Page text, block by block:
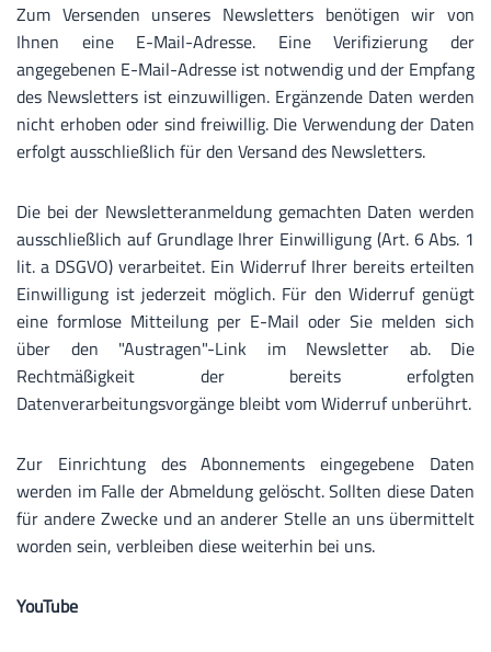
Zum Versenden unseres Newsletters benötigen wir von
Ihnen eine E-Mail-Adresse. Eine Verifizierung der
angegebenen E-Mail-Adresse ist notwendig und der Empfang
des Newsletters ist einzuwilligen. Ergänzende Daten werden
nicht erhoben oder sind freiwillig. Die Verwendung der Daten
erfolgt ausschließlich für den Versand des Newsletters.
Die bei der Newsletteranmeldung gemachten Daten werden
ausschließlich auf Grundlage Ihrer Einwilligung (Art. 6 Abs. 1
lit. a DSGVO) verarbeitet. Ein Widerruf Ihrer bereits erteilten
Einwilligung ist jederzeit möglich. Für den Widerruf genügt
eine formlose Mitteilung per E-Mail oder Sie melden sich
über den "Austragen"-Link im Newsletter ab. Die
Rechtmäßigkeit der bereits erfolgten
Datenverarbeitungsvorgänge bleibt vom Widerruf unberührt.
Zur Einrichtung des Abonnements eingegebene Daten
werden im Falle der Abmeldung gelöscht. Sollten diese Daten
für andere Zwecke und an anderer Stelle an uns übermittelt
worden sein, verbleiben diese weiterhin bei uns.
YouTube